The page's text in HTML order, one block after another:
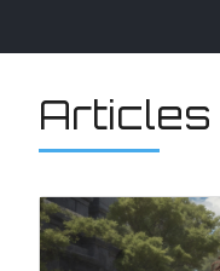
Articles